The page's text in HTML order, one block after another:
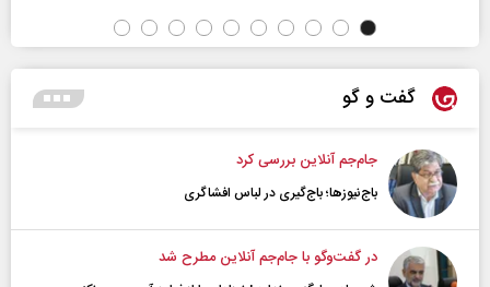
گفت و گو
جام‌جم آنلاین بررسی کرد
باج‌نیوزها؛ باج‌گیری در لباس افشاگری
در گفت‌و‌گو با جام‌جم آنلاین مطرح شد